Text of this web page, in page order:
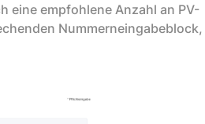
eine empfohlene Anzahl an PV-
Nummerneingabeblock,